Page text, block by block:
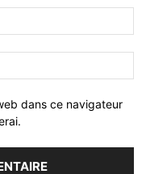
dans ce navigateur